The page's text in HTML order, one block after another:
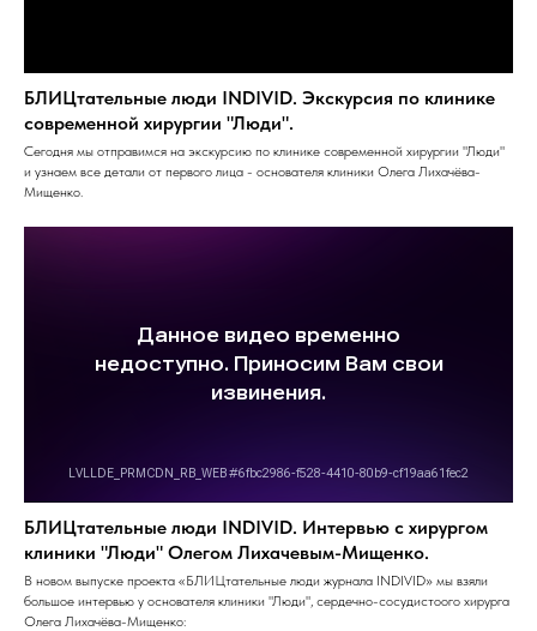
БЛИЦтательные люди INDIVID. Экскурсия по клинике
современной хирургии "Люди".
Сегодня мы отправимся на экскурсию по клинике современной хирургии "Люди"
и узнаем все детали от первого лица - основателя клиники Олега Лихачёва-
Мищенко.
БЛИЦтательные люди INDIVID. Интервью с хирургом
клиники "Люди" Олегом Лихачевым-Мищенко.
В новом выпуске проекта «БЛИЦтательные люди журнала INDIVID» мы взяли
большое интервью у основателя клиники "Люди", сердечно-сосудистоого хирурга
Олега Лихачёва-Мищенко: